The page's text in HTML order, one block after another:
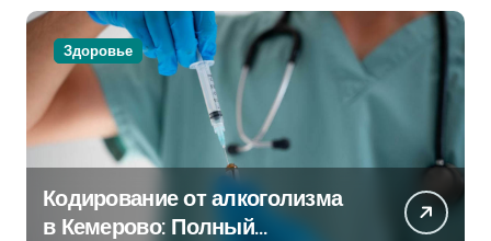
Здоровье
Кодирование от алкоголизма
в Кемерово: Полный